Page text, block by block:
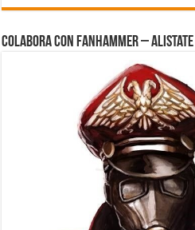
Colabora con FanHammer – Alistate